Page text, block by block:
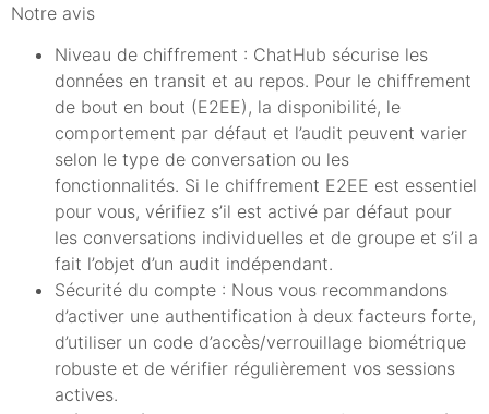
Notre avis
Niveau de chiffrement : ChatHub sécurise les
données en transit et au repos. Pour le chiffrement
de bout en bout (E2EE), la disponibilité, le
comportement par défaut et l’audit peuvent varier
selon le type de conversation ou les
fonctionnalités. Si le chiffrement E2EE est essentiel
pour vous, vérifiez s’il est activé par défaut pour
les conversations individuelles et de groupe et s’il a
fait l’objet d’un audit indépendant.
Sécurité du compte : Nous vous recommandons
d’activer une authentification à deux facteurs forte,
d’utiliser un code d’accès/verrouillage biométrique
robuste et de vérifier régulièrement vos sessions
actives.